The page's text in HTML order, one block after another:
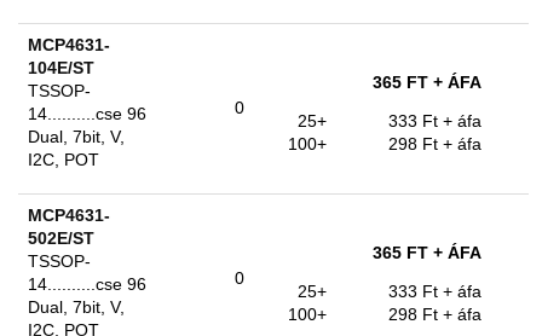
MCP4631-
104E/ST
TSSOP-
14..........cse 96
Dual, 7bit, V,
I2C, POT
0
365 FT + ÁFA
25+
333 Ft + áfa
100+
298 Ft + áfa
MCP4631-
502E/ST
TSSOP-
14..........cse 96
Dual, 7bit, V,
I2C, POT
0
365 FT + ÁFA
25+
333 Ft + áfa
100+
298 Ft + áfa